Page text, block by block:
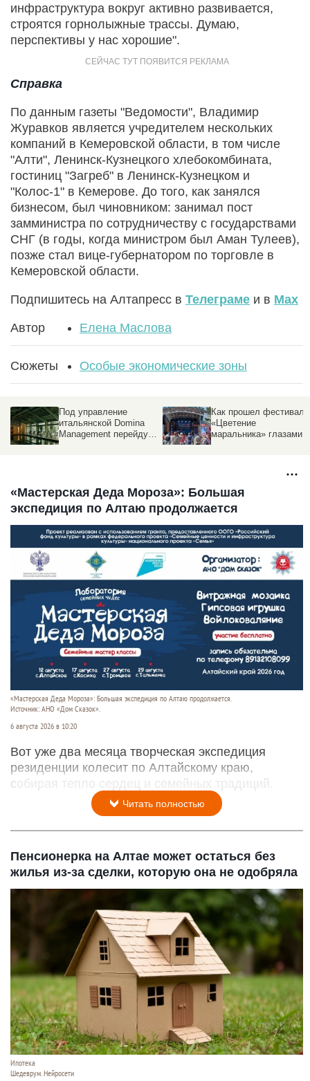
инфраструктура вокруг активно развивается,
строятся горнолыжные трассы. Думаю,
перспективы у нас хорошие".
Справка
По данным газеты "Ведомости", Владимир
Журавков является учредителем нескольких
компаний в Кемеровской области, в том числе
"Алти", Ленинск-Кузнецкого хлебокомбината,
гостиниц "Загреб" в Ленинск-Кузнецком и
"Колос-1" в Кемерове. До того, как занялся
бизнесом, был чиновником: занимал пост
замминистра по сотрудничеству с государствами
СНГ (в годы, когда министром был Аман Тулеев),
позже стал вице-губернатором по торговле в
Кемеровской области.
Подпишитесь на Алтапресс в Телеграме и в Max
Автор Елена Маслова
Сюжеты Особые экономические зоны
Под управление
итальянской Domina
Management перейдут
Как прошел фестиваль
«Цветение
маральника» глазами
«Мастерская Деда Мороза»: Большая
экспедиция по Алтаю продолжается
«Мастерская Деда Мороза»: Большая экспедиция по Алтаю продолжается.
Источник: АНО «Дом Сказок».
6 августа 2026 в 10:20
Вот уже два месяца творческая экспедиция
резиденции колесит по Алтайскому краю,
собирая тепло сердец и семейных традиций.
Читать полностью
Пенсионерка на Алтае может остаться без
жилья из-за сделки, которую она не одобряла
Ипотека
Шедеврум. Нейросети